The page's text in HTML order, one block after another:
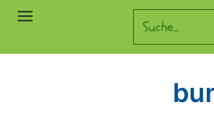
Zum
springen